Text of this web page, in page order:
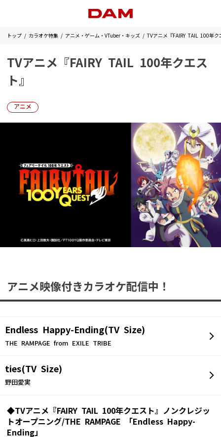
トップ カラオケ特集 アニメ・ゲーム・VTuber・キッズ TVアニメ『FAIRY TAIL 100年ク
TVアニメ『FAIRY TAIL 100年クエス
ト』
アニメ
アニメ映像付きカラオケ配信中！
Endless Happy-Ending(TV Size)
THE RAMPAGE from EXILE TRIBE
ties(TV Size)
野田愛実
◆TVアニメ『FAIRY TAIL 100年クエスト』ノンクレジッ
トオープニング/THE RAMPAGE 「Endless Happy-
Ending」